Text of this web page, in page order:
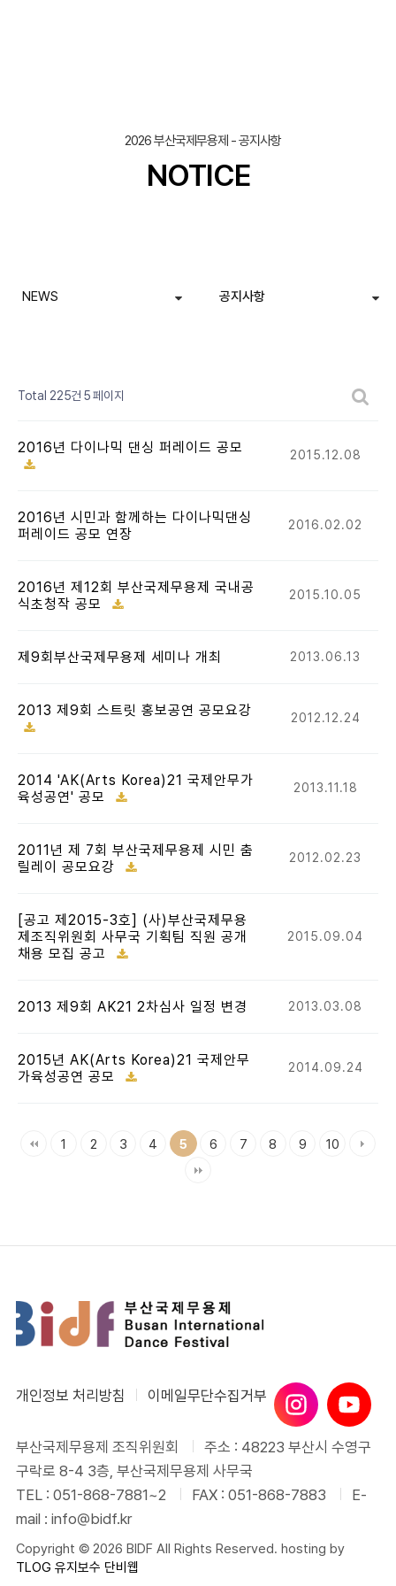
2026 부산국제무용제 - 공지사항
NOTICE
NEWS 공지사항
Total 225건 5 페이지
2016년 다이나믹 댄싱 퍼레이드 공모 2015.12.08
2016년 시민과 함께하는 다이나믹댄싱
퍼레이드 공모 연장
2016.02.02
2016년 제12회 부산국제무용제 국내공
식초청작 공모
2015.10.05
제9회부산국제무용제 세미나 개최 2013.06.13
2013 제9회 스트릿 홍보공연 공모요강 2012.12.24
2014 'AK(Arts Korea)21 국제안무가
육성공연' 공모
2013.11.18
2011년 제 7회 부산국제무용제 시민 춤
릴레이 공모요강
2012.02.23
[공고 제2015-3호] (사)부산국제무용
제조직위원회 사무국 기획팀 직원 공개
채용 모집 공고
2015.09.04
2013 제9회 AK21 2차심사 일정 변경 2013.03.08
2015년 AK(Arts Korea)21 국제안무
가육성공연 공모
2014.09.24
1 2 3 4 5 6 7 8 9 10
개인정보 처리방침 이메일무단수집거부
부산국제무용제 조직위원회
주소 : 48223 부산시 수영구
구락로 8-4 3층, 부산국제무용제 사무국
TEL : 051-868-7881~2
FAX : 051-868-7883
E-
mail : info@bidf.kr
Copyright © 2026 BIDF All Rights Reserved. hosting by
TLOG 유지보수 단비웹